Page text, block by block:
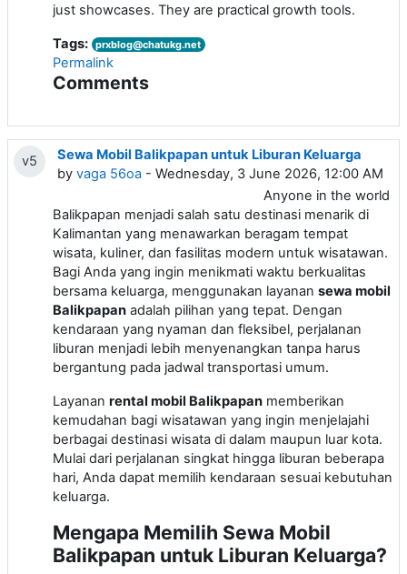
just showcases. They are practical growth tools.
Tags: prxblog@chatukg.net
Permalink
Comments
v5
Sewa Mobil Balikpapan untuk Liburan Keluarga
by vaga 56oa - Wednesday, 3 June 2026, 12:00 AM
Anyone in the world
Balikpapan menjadi salah satu destinasi menarik di
Kalimantan yang menawarkan beragam tempat
wisata, kuliner, dan fasilitas modern untuk wisatawan.
Bagi Anda yang ingin menikmati waktu berkualitas
bersama keluarga, menggunakan layanan sewa mobil
Balikpapan adalah pilihan yang tepat. Dengan
kendaraan yang nyaman dan fleksibel, perjalanan
liburan menjadi lebih menyenangkan tanpa harus
bergantung pada jadwal transportasi umum.
Layanan rental mobil Balikpapan memberikan
kemudahan bagi wisatawan yang ingin menjelajahi
berbagai destinasi wisata di dalam maupun luar kota.
Mulai dari perjalanan singkat hingga liburan beberapa
hari, Anda dapat memilih kendaraan sesuai kebutuhan
keluarga.
Mengapa Memilih Sewa Mobil
Balikpapan untuk Liburan Keluarga?